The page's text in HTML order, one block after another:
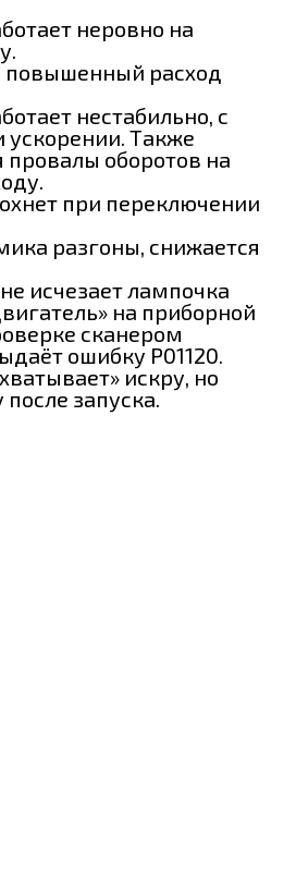
неровно на
повышенный расход
нестабильно, с
Также
оборотов на
при переключении
разгоны, снижается
исчезает лампочка
на приборной
сканером
ошибку P01120.
искру, но
после запуска.